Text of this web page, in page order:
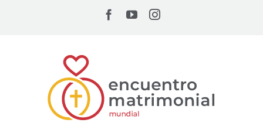
Facebook
YouTubeInstagram